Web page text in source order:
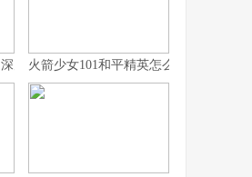
空战场的新纪元启航
火箭少女101和平精英怎么获得，联动